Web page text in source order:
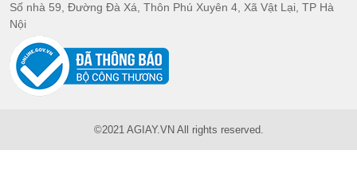
Số nhà 59, Đường Đà Xá, Thôn Phú Xuyên 4, Xã Vật Lại, TP Hà
Nội
©2021AGIAY.VN All rights reserved.